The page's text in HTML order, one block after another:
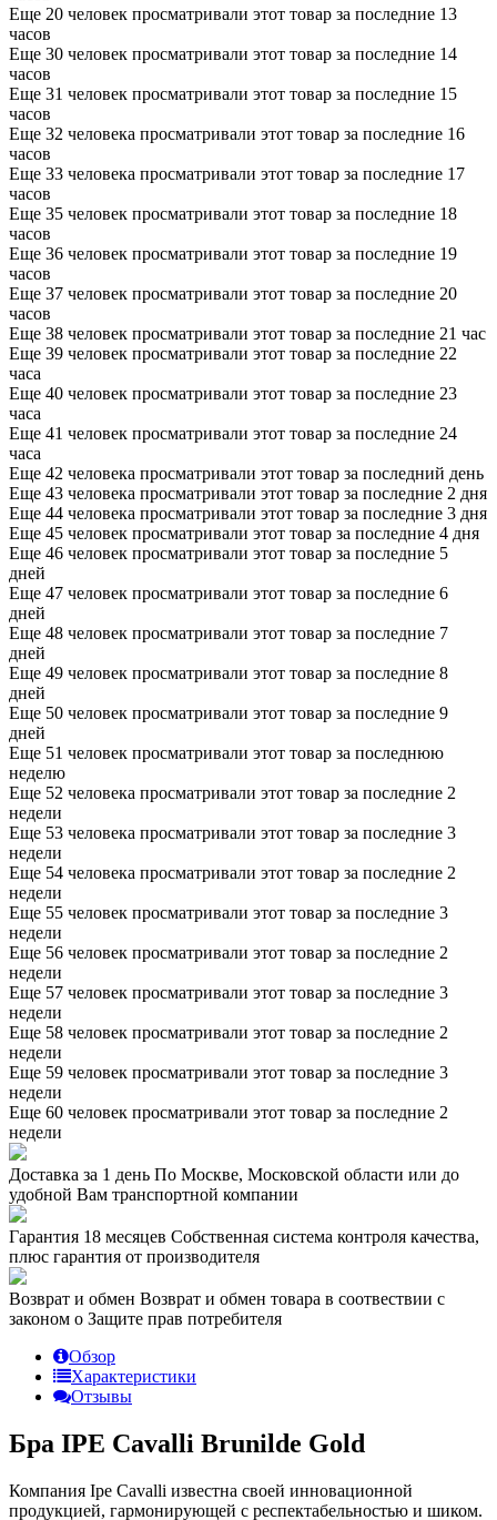
Еще 20 человек просматривали этот товар за последние 13
часов
Еще 30 человек просматривали этот товар за последние 14
часов
Еще 31 человек просматривали этот товар за последние 15
часов
Еще 32 человека просматривали этот товар за последние 16
часов
Еще 33 человека просматривали этот товар за последние 17
часов
Еще 35 человек просматривали этот товар за последние 18
часов
Еще 36 человек просматривали этот товар за последние 19
часов
Еще 37 человек просматривали этот товар за последние 20
часов
Еще 38 человек просматривали этот товар за последние 21 час
Еще 39 человек просматривали этот товар за последние 22
часа
Еще 40 человек просматривали этот товар за последние 23
часа
Еще 41 человек просматривали этот товар за последние 24
часа
Еще 42 человека просматривали этот товар за последний день
Еще 43 человека просматривали этот товар за последние 2 дня
Еще 44 человека просматривали этот товар за последние 3 дня
Еще 45 человек просматривали этот товар за последние 4 дня
Еще 46 человек просматривали этот товар за последние 5
дней
Еще 47 человек просматривали этот товар за последние 6
дней
Еще 48 человек просматривали этот товар за последние 7
дней
Еще 49 человек просматривали этот товар за последние 8
дней
Еще 50 человек просматривали этот товар за последние 9
дней
Еще 51 человек просматривали этот товар за последнюю
неделю
Еще 52 человека просматривали этот товар за последние 2
недели
Еще 53 человека просматривали этот товар за последние 3
недели
Еще 54 человека просматривали этот товар за последние 2
недели
Еще 55 человек просматривали этот товар за последние 3
недели
Еще 56 человек просматривали этот товар за последние 2
недели
Еще 57 человек просматривали этот товар за последние 3
недели
Еще 58 человек просматривали этот товар за последние 2
недели
Еще 59 человек просматривали этот товар за последние 3
недели
Еще 60 человек просматривали этот товар за последние 2
недели
Доставка за 1 день По Москве, Московской области или до
удобной Вам транспортной компании
Гарантия 18 месяцев Собственная система контроля качества,
плюс гарантия от производителя
Возврат и обмен Возврат и обмен товара в соотвествии с
законом о Защите прав потребителя
Обзор
Характеристики
Отзывы
Бра IPE Cavalli Brunilde Gold
Компания Ipe Cavalli известна своей инновационной
продукцией, гармонирующей с респектабельностью и шиком.